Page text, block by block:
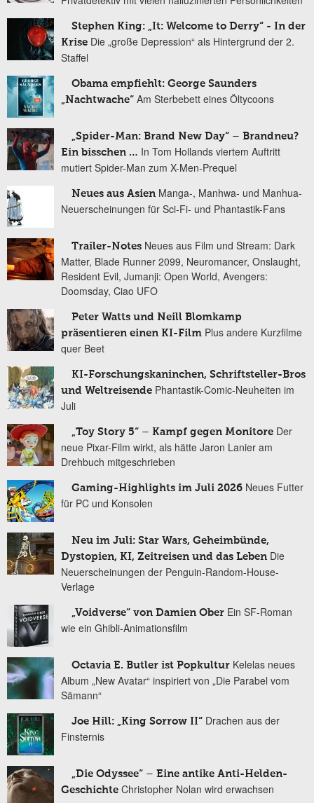
Stephen King: „It: Welcome to Derry“ - In der
Krise Die „große Depression“ als Hintergrund der 2.
Staffel
Obama empfiehlt: George Saunders
„Nachtwache“ Am Sterbebett eines Öltycoons
„Spider-Man: Brand New Day“ – Brandneu?
Ein bisschen … In Tom Hollands viertem Auftritt
mutiert Spider-Man zum X-Men-Prequel
Neues aus Asien Manga-, Manhwa- und Manhua-
Neuerscheinungen für Sci-Fi- und Phantastik-Fans
Trailer-Notes Neues aus Film und Stream: Dark
Matter, Blade Runner 2099, Neuromancer, Onslaught,
Resident Evil, Jumanji: Open World, Avengers:
Doomsday, Ciao UFO
Peter Watts und Neill Blomkamp
präsentieren einen KI-Film Plus andere Kurzfilme
quer Beet
KI-Forschungskaninchen, Schriftsteller-Bros
und Weltreisende Phantastik-Comic-Neuheiten im
Juli
„Toy Story 5“ – Kampf gegen Monitore Der
neue Pixar-Film wirkt, als hätte Jaron Lanier am
Drehbuch mitgeschrieben
Gaming-Highlights im Juli 2026 Neues Futter
für PC und Konsolen
Neu im Juli: Star Wars, Geheimbünde,
Dystopien, KI, Zeitreisen und das Leben Die
Neuerscheinungen der Penguin-Random-House-
Verlage
„Voidverse“ von Damien Ober Ein SF-Roman
wie ein Ghibli-Animationsfilm
Octavia E. Butler ist Popkultur Kelelas neues
Album „New Avatar“ inspiriert von „Die Parabel vom
Sämann“
Joe Hill: „King Sorrow II“ Drachen aus der
Finsternis
„Die Odyssee“ – Eine antike Anti-Helden-
Geschichte Christopher Nolan wird erwachsen